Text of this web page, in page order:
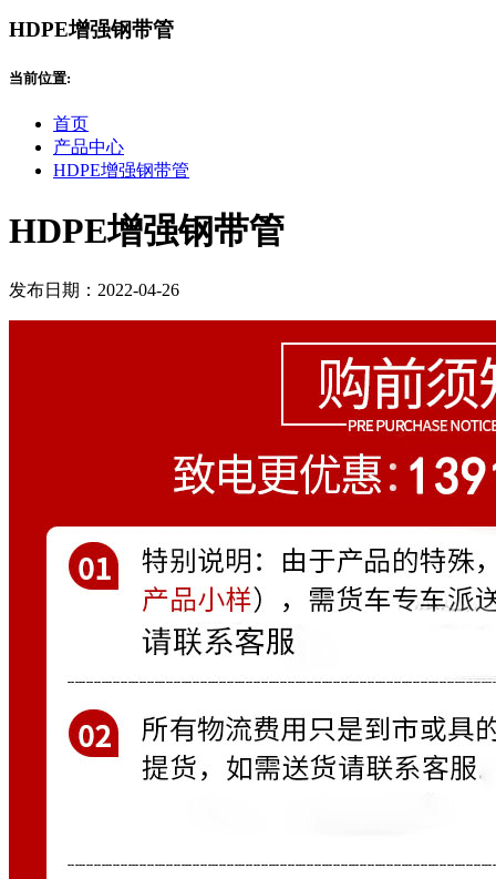
HDPE增强钢带管
当前位置:
首页
产品中心
HDPE增强钢带管
HDPE增强钢带管
发布日期：2022-04-26